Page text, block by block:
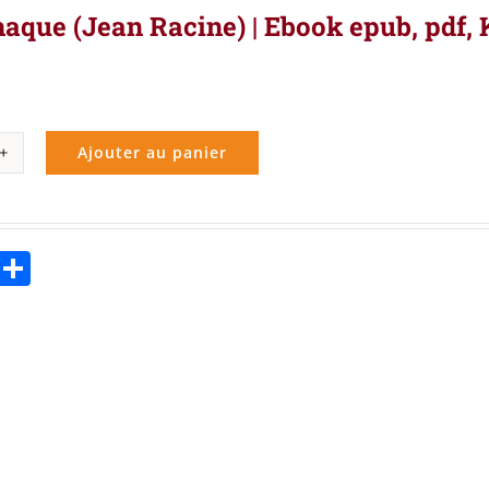
(Jean Racine) | Ebook epub, pdf,
Ajouter au panier